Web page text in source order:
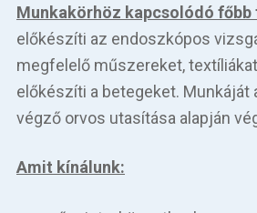
Munkakörhöz kapcsolódó
előkészíti az endoszkópos
megfelelő műszereket,
előkészíti a betegeket. Munkáját
végző orvos utasítása alapján
Amit kínálunk: